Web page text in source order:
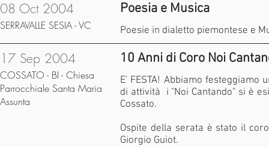
08 Oct 2004
SERRAVALLE SESIA - VC
Poesia e Musica
Poesie in dialetto piemontese e
17 Sep 2004
COSSATO - BI - Chiesa
Parrocchiale Santa Maria
Assunta
10 Anni di Coro Noi
E' FESTA! Abbiamo
di attività i "Noi Cantando" si è
Cossato.
Ospite della serata è stato il
Giorgio Guiot.